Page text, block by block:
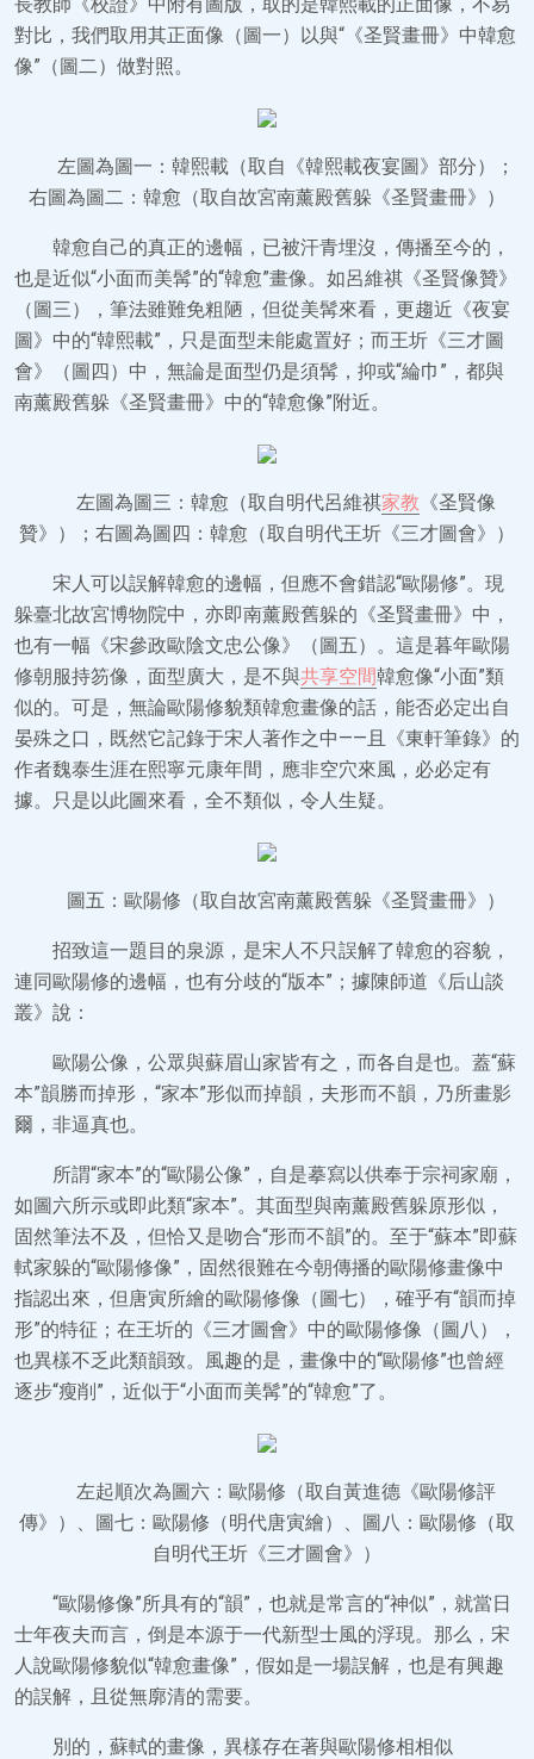
對比，我們取用其正面像（圖一）以與“《圣賢畫冊》中韓愈
像”（圖二）做對照。
左圖為圖一：韓熙載（取自《韓熙載夜宴圖》部分）；
右圖為圖二：韓愈（取自故宮南薰殿舊躲《圣賢畫冊》）
韓愈自己的真正的邊幅，已被汗青埋沒，傳播至今的，
也是近似“小面而美髯”的“韓愈”畫像。如呂維祺《圣賢像贊》
（圖三），筆法雖難免粗陋，但從美髯來看，更趨近《夜宴
圖》中的“韓熙載”，只是面型未能處置好；而王圻《三才圖
會》（圖四）中，無論是面型仍是須髯，抑或“綸巾”，都與
南薰殿舊躲《圣賢畫冊》中的“韓愈像”附近。
左圖為圖三：韓愈（取自明代呂維祺家教 《圣賢像
贊》）；右圖為圖四：韓愈（取自明代王圻《三才圖會》）
宋人可以誤解韓愈的邊幅，但應不會錯認“歐陽修”。現
躲臺北故宮博物院中，亦即南薰殿舊躲的《圣賢畫冊》中，
也有一幅《宋參政歐陰文忠公像》（圖五）。這是暮年歐陽
修朝服持笏像，面型廣大，是不與共享空間韓愈像“小面”類
似的。可是，無論歐陽修貌類韓愈畫像的話，能否必定出自
晏殊之口，既然它記錄于宋人著作之中——且《東軒筆錄》的
作者魏泰生涯在熙寧元康年間，應非空穴來風，必必定有
據。只是以此圖來看，全不類似，令人生疑。
圖五：歐陽修（取自故宮南薰殿舊躲《圣賢畫冊》）
招致這一題目的泉源，是宋人不只誤解了韓愈的容貌，
連同歐陽修的邊幅，也有分歧的“版本”；據陳師道《后山談
叢》說：
歐陽公像，公眾與蘇眉山家皆有之，而各自是也。蓋“蘇
本”韻勝而掉形，“家本”形似而掉韻，夫形而不韻，乃所畫影
爾，非逼真也。
所謂“家本”的“歐陽公像”，自是摹寫以供奉于宗祠家廟，
如圖六所示或即此類“家本”。其面型與南薰殿舊躲原形似，
固然筆法不及，但恰又是吻合“形而不韻”的。至于“蘇本”即蘇
軾家躲的“歐陽修像”，固然很難在今朝傳播的歐陽修畫像中
指認出來，但唐寅所繪的歐陽修像（圖七），確乎有“韻而掉
形”的特征；在王圻的《三才圖會》中的歐陽修像（圖八），
也異樣不乏此類韻致。風趣的是，畫像中的“歐陽修”也曾經
逐步“瘦削”，近似于“小面而美髯”的“韓愈”了。
左起順次為圖六：歐陽修（取自黃進德《歐陽修評
傳》）、圖七：歐陽修（明代唐寅繪）、圖八：歐陽修（取
自明代王圻《三才圖會》）
“歐陽修像”所具有的“韻”，也就是常言的“神似”，就當日
士年夜夫而言，倒是本源于一代新型士風的浮現。那么，宋
人說歐陽修貌似“韓愈畫像”，假如是一場誤解，也是有興趣
的誤解，且從無廓清的需要。
別的，蘇軾的畫像，異樣存在著與歐陽修相相似